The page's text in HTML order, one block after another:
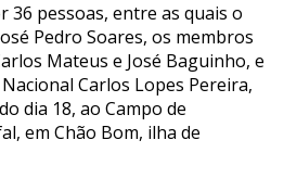
pessoas, entre as quais o
Pedro Soares, os membros
Mateus e José Baguinho, e
Carlos Lopes Pereira,
dia 18, ao Campo de
em Chão Bom, ilha de